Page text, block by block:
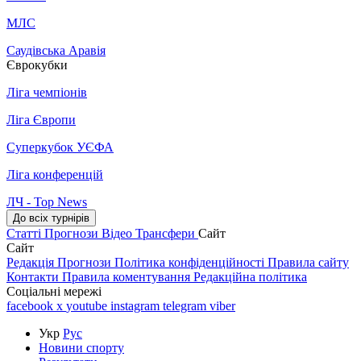
МЛС
Саудівська Аравія
Єврокубки
Ліга чемпіонів
Ліга Європи
Суперкубок УЄФА
Ліга конференцій
ЛЧ - Top News
До всіх турнірів
Статті Прогнози Відео Трансфери Сайт
Сайт
Редакція Прогнози Політика конфіденційності Правила сайту
Контакти Правила коментування Редакційна політика
Соціальні мережі
facebook x youtube instagram telegram viber
Укр Рус
Новини спорту